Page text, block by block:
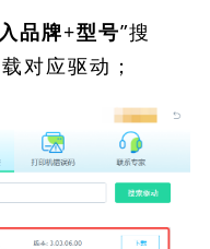
品牌+型号”搜
对应驱动；